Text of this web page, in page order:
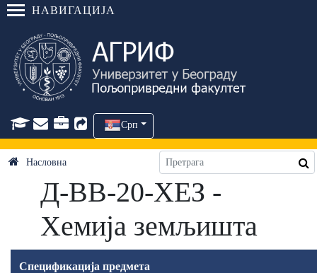
НАВИГАЦИЈА
Срп
Насловна
Д-ВВ-20-ХЕЗ -
Хемија земљишта
Спецификација предмета